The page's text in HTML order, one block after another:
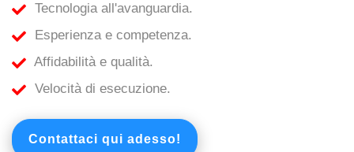
Tecnologia all'avanguardia.
Esperienza e competenza.
Affidabilità e qualità.
Velocità di esecuzione.
Contattaci qui adesso!